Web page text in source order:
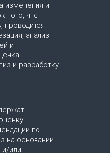
изменения и
того, что
проводится
анализ
и
и разработку.
по
на основании
и/или